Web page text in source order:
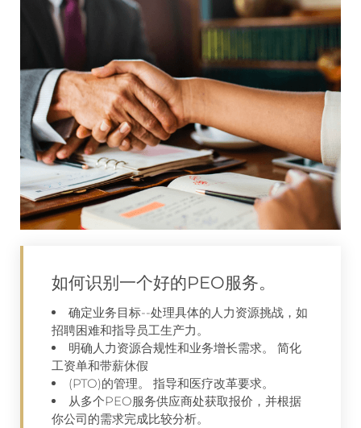
如何识别一个好的PEO服务。
确定业务目标--处理具体的人力资源挑战，如
招聘困难和指导员工生产力。
明确人力资源合规性和业务增长需求。 简化
工资单和带薪休假
(PTO)的管理。 指导和医疗改革要求。
从多个PEO服务供应商处获取报价，并根据
你公司的需求完成比较分析。